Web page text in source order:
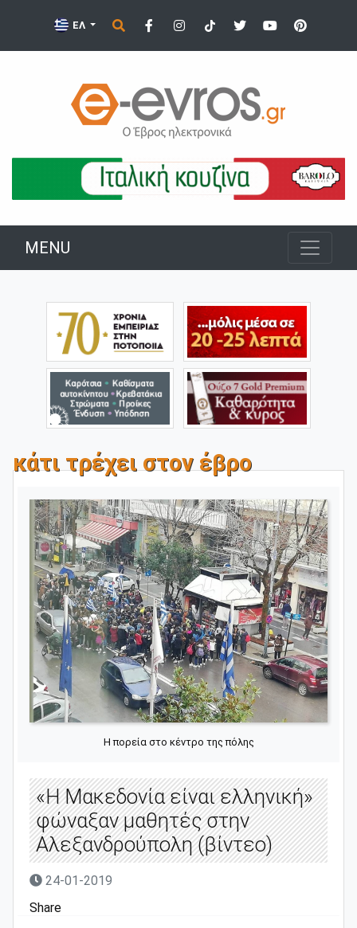
ΕΛ
MENU
κάτι τρέχει στον έβρο
Η πορεία στο κέντρο της πόλης
«Η Μακεδονία είναι ελληνική»
φώναξαν μαθητές στην
Αλεξανδρούπολη (βίντεο)
24-01-2019
Share